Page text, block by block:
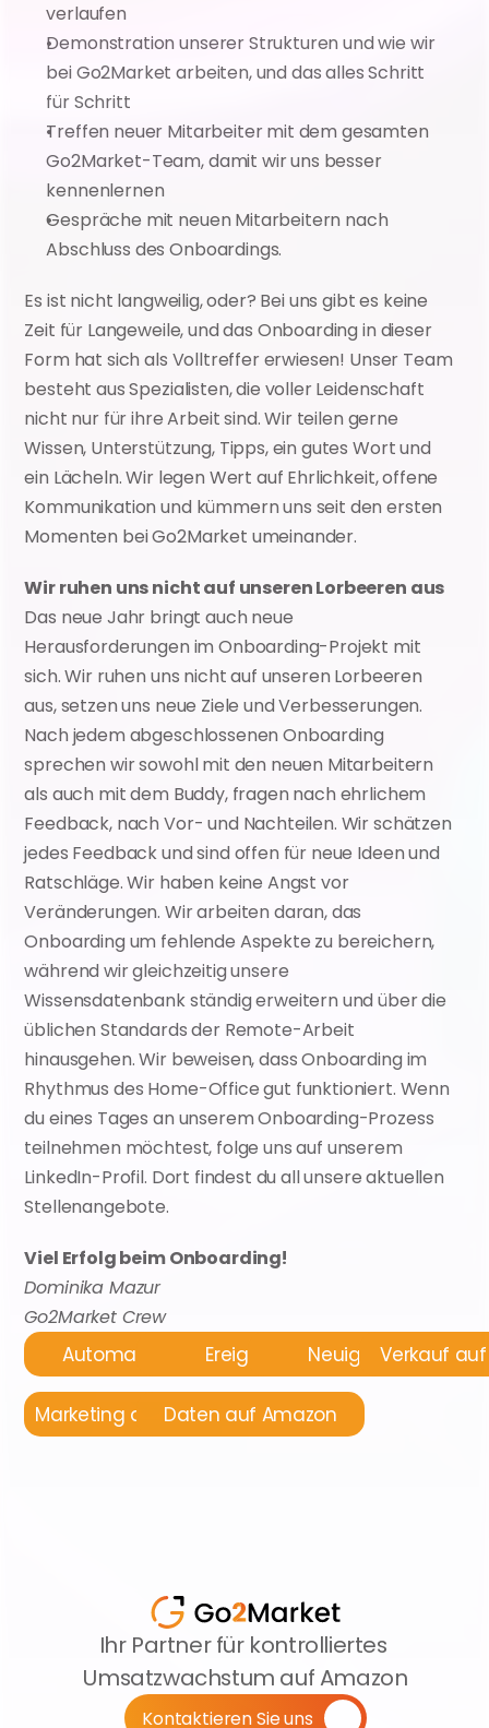
verlaufen
Demonstration unserer Strukturen und wie wir
bei Go2Market arbeiten, und das alles Schritt
für Schritt
Treffen neuer Mitarbeiter mit dem gesamten
Go2Market-Team, damit wir uns besser
kennenlernen
Gespräche mit neuen Mitarbeitern nach
Abschluss des Onboardings.
Es ist nicht langweilig, oder? Bei uns gibt es keine
Zeit für Langeweile, und das Onboarding in dieser
Form hat sich als Volltreffer erwiesen! Unser Team
besteht aus Spezialisten, die voller Leidenschaft
nicht nur für ihre Arbeit sind. Wir teilen gerne
Wissen, Unterstützung, Tipps, ein gutes Wort und
ein Lächeln. Wir legen Wert auf Ehrlichkeit, offene
Kommunikation und kümmern uns seit den ersten
Momenten bei Go2Market umeinander.
Wir ruhen uns nicht auf unseren Lorbeeren aus
Das neue Jahr bringt auch neue
Herausforderungen im Onboarding-Projekt mit
sich. Wir ruhen uns nicht auf unseren Lorbeeren
aus, setzen uns neue Ziele und Verbesserungen.
Nach jedem abgeschlossenen Onboarding
sprechen wir sowohl mit den neuen Mitarbeitern
als auch mit dem Buddy, fragen nach ehrlichem
Feedback, nach Vor- und Nachteilen. Wir schätzen
jedes Feedback und sind offen für neue Ideen und
Ratschläge. Wir haben keine Angst vor
Veränderungen. Wir arbeiten daran, das
Onboarding um fehlende Aspekte zu bereichern,
während wir gleichzeitig unsere
Wissensdatenbank ständig erweitern und über die
üblichen Standards der Remote-Arbeit
hinausgehen. Wir beweisen, dass Onboarding im
Rhythmus des Home-Office gut funktioniert. Wenn
du eines Tages an unserem Onboarding-Prozess
teilnehmen möchtest, folge uns auf unserem
LinkedIn-Profil. Dort findest du all unsere aktuellen
Stellenangebote.
Viel Erfolg beim Onboarding!
Dominika Mazur
Go2Market Crew
AutomatisierungEreignisse NeuigkeitenVerkauf
Marketing auf AmazonDaten auf Amazon
Ihr Partner für kontrolliertes
Umsatzwachstum auf Amazon
Kontaktieren Sie uns